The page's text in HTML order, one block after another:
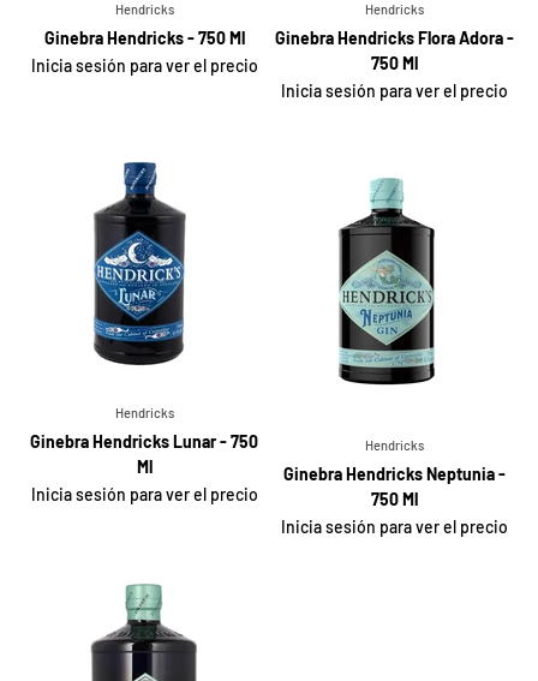
Hendricks
Ginebra Hendricks - 750 Ml
Inicia sesión para ver el precio
Hendricks
Ginebra Hendricks Flora Adora -
750 Ml
Inicia sesión para ver el precio
Hendricks
Ginebra Hendricks Lunar - 750
Ml
Inicia sesión para ver el precio
Hendricks
Ginebra Hendricks Neptunia -
750 Ml
Inicia sesión para ver el precio